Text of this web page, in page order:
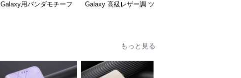
Galaxy用パンダモチーフ
Galaxy 高級レザー調 ツ
もっと見る